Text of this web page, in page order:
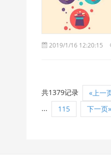
2019/1/16 12:20:15
共1379记录
«上一
...
115 下一页»